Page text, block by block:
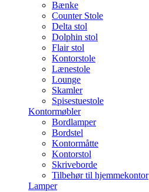
Bænke
Counter Stole
Delta stol
Dolphin stol
Flair stol
Kontorstole
Lænestole
Lounge
Skamler
Spisestuestole
Kontormøbler
Bordlamper
Bordstel
Kontormåtte
Kontorstol
Skriveborde
Tilbehør til hjemmekontor
Lamper